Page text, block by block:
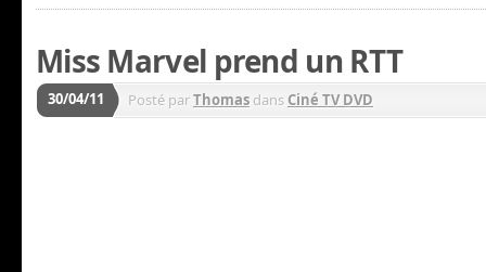
Miss Marvel prend un RTT
30/04/11 Posté parThomas dans Ciné TV DVD